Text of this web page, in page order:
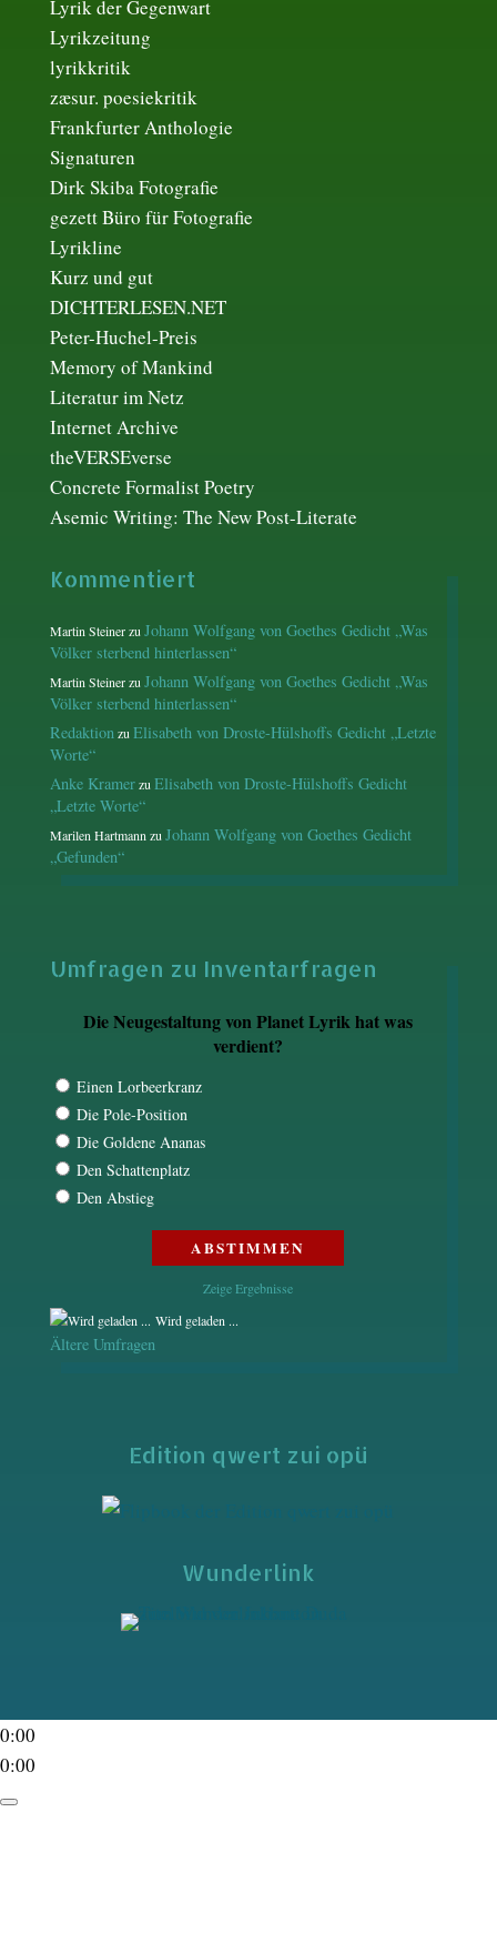
Lyrik der Gegenwart
Lyrikzeitung
lyrikkritik
zæsur. poesiekritik
Frankfurter Anthologie
Signaturen
Dirk Skiba Fotografie
gezett Büro für Fotografie
Lyrikline
Kurz und gut
DICHTERLESEN.NET
Peter-Huchel-Preis
Memory of Mankind
Literatur im Netz
Internet Archive
theVERSEverse
Concrete Formalist Poetry
Asemic Writing: The New Post-Literate
Kommentiert
Martin SteinerzuJohann Wolfgang von Goethes Gedicht „Was
Völker sterbend hinterlassen“
Martin SteinerzuJohann Wolfgang von Goethes Gedicht „Was
Völker sterbend hinterlassen“
RedaktionzuElisabeth von Droste-Hülshoffs Gedicht „Letzte
Worte“
Anke KramerzuElisabeth von Droste-Hülshoffs Gedicht
„Letzte Worte“
Marilen HartmannzuJohann Wolfgang von Goethes Gedicht
„Gefunden“
Umfragen zu Inventarfragen
Die Neugestaltung von Planet Lyrik hat was
verdient?
Einen Lorbeerkranz
Die Pole-Position
Die Goldene Ananas
Den Schattenplatz
Den Abstieg
Zeige Ergebnisse
Wird geladen ...
Ältere Umfragen
Edition qwert zui opü
Wunderlink
0:00
0:00